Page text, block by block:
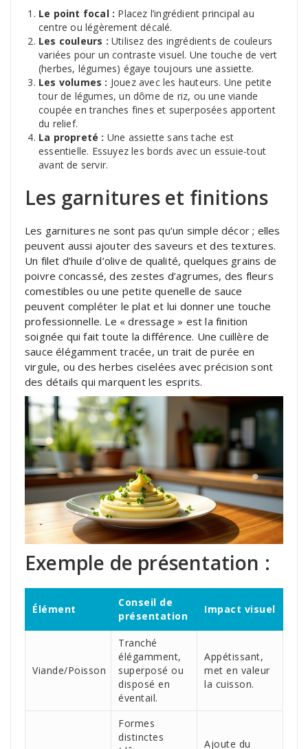
Le point focal : Placez l’ingrédient principal au
centre ou légèrement décalé.
Les couleurs : Utilisez des ingrédients de couleurs
variées pour un contraste visuel. Une touche de vert
(herbes, légumes) égaye toujours une assiette.
Les volumes : Jouez avec les hauteurs. Une petite
tour de légumes, un dôme de riz, ou une viande
coupée en tranches fines et superposées apportent
du relief.
La propreté : Une assiette sans tache est
essentielle. Essuyez les bords avec un essuie-tout
avant de servir.
Les garnitures et finitions
Les garnitures ne sont pas qu’un simple décor ; elles
peuvent aussi ajouter des saveurs et des textures.
Un filet d’huile d’olive de qualité, quelques grains de
poivre concassé, des zestes d’agrumes, des fleurs
comestibles ou une petite quenelle de sauce
peuvent compléter le plat et lui donner une touche
professionnelle. Le « dressage » est la finition
soignée qui fait toute la différence. Une cuillère de
sauce élégamment tracée, un trait de purée en
virgule, ou des herbes ciselées avec précision sont
des détails qui marquent les esprits.
Exemple de présentation :
Élément
Conseil de
présentation
Impact visuel
Viande/Poisson
Tranché
élégamment,
superposé ou
disposé en
éventail.
Appétissant,
met en valeur
la cuisson.
Formes
distinctes
Ajoute du